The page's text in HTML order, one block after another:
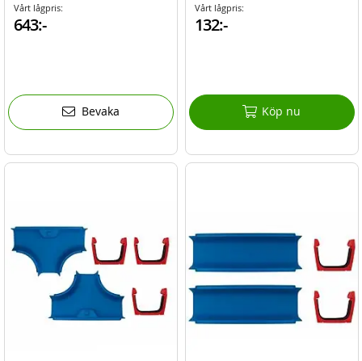
Vårt lågpris:
643:-
Bevaka
Vårt lågpris:
132:-
Köp nu